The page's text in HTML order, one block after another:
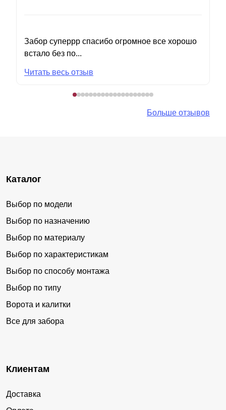
Забор суперрр спасибо огромное все хорошо
встало без по...
Читать весь отзыв
Больше отзывов
Каталог
Выбор по модели
Выбор по назначению
Выбор по материалу
Выбор по характеристикам
Выбор по способу монтажа
Выбор по типу
Ворота и калитки
Все для забора
Клиентам
Доставка